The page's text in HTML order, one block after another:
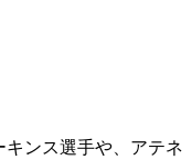
ンス選手や、アテネ